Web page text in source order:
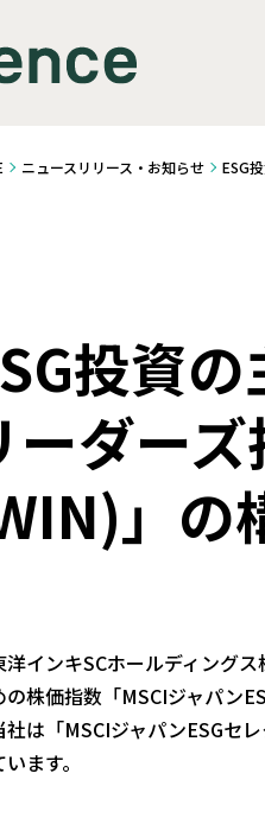
ニュースリリース・お知らせ ESG
投資
ーダー
」の
洋インキSCホールディング
の株価指数「MSCIジャパン
社は「MSCIジャパンESGセ
います。